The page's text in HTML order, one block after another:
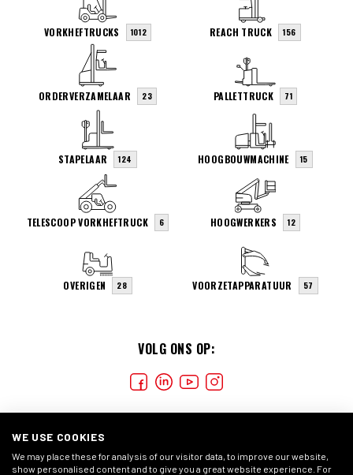
VOLG ONS OP:
VORKHEFTRUCKS 1012 REACH TRUCK 156
ORDERVERZAMELAAR 23 PALLETTRUCK 71
STAPELAAR 124 HOOGBOUWMACHINE 15
TELESCOOP VORKHEFTRUCK 6 HOOGWERKERS 12
OVERIGEN 28 VOORZETAPPARATUUR 57
WE USE COOKIES
We may place these for analysis of our visitor data, to improve our website,
show personalised content and to give you a great website experience. For